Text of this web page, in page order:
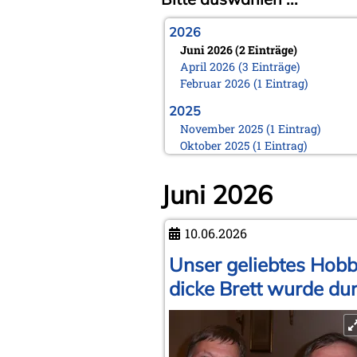
2026
Juni 2026 (2 Einträge)
April 2026 (3 Einträge)
Februar 2026 (1 Eintrag)
2025
November 2025 (1 Eintrag)
Oktober 2025 (1 Eintrag)
März 2025 (1 Eintrag)
Januar 2025 (1 Eintrag)
2024
November 2024 (1 Eintrag)
Oktober 2024 (1 Eintrag)
August 2024 (2 Einträge)
Februar 2024 (2 Einträge)
Januar 2024 (1 Eintrag)
Juni 2026
10.06.2026
Unser geliebtes
dicke Brett wurde